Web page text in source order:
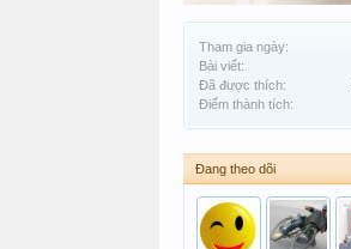
Tham gia ngày:
Bài viết:
Đã được thích:
Điểm thành tích:
Đang theo dõi